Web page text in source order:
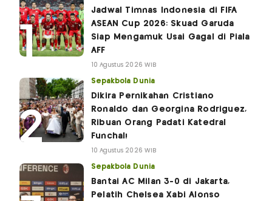
Jadwal Timnas Indonesia di FIFA
ASEAN Cup 2026: Skuad Garuda
Siap Mengamuk Usai Gagal di Piala
AFF
10 Agustus 2026 WIB
Sepakbola Dunia
Dikira Pernikahan Cristiano
Ronaldo dan Georgina Rodriguez,
Ribuan Orang Padati Katedral
Funchal!
10 Agustus 2026 WIB
Sepakbola Dunia
Bantai AC Milan 3-0 di Jakarta,
Pelatih Chelsea Xabi Alonso